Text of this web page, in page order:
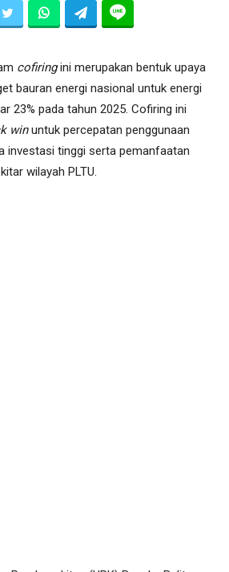
cofiringini merupakan bentuk upaya
bauran energi nasional untuk energi
23% pada tahun 2025. Cofiring ini
winuntuk percepatan penggunaan
investasi tinggi serta pemanfaatan
wilayah PLTU.